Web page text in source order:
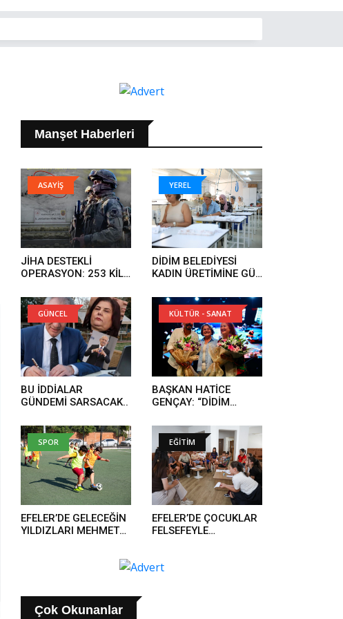
Manşet Haberleri
ASAYİŞ
JİHA DESTEKLİ
OPERASYON: 253 KİLO
YEREL
DİDİM BELEDİYESİ
KADIN ÜRETİMİNE GÜÇ
GÜNCEL
BU İDDİALAR
GÜNDEMİ SARSACAK..
KÜLTÜR - SANAT
BAŞKAN HATİCE
GENÇAY: “DİDİM
YÜREK OLDU”..
SPOR
EFELER’DE GELECEĞİN
YILDIZLARI MEHMET
EĞİTİM
EFELER’DE ÇOCUKLAR
FELSEFEYLE
Çok Okunanlar